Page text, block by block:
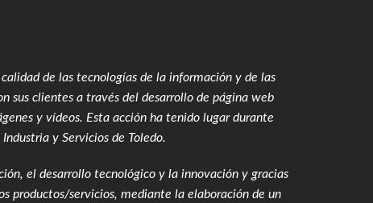
de las tecnologías de la información y de las
sus clientes a través del desarrollo de página web
y vídeos. Esta acción ha tenido lugar durante
y Servicios de Toledo.
el desarrollo tecnológico y la innovación y gracias
productos/servicios, mediante la elaboración de un